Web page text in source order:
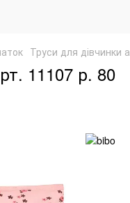
Труси для дівчинки
11107 р. 80